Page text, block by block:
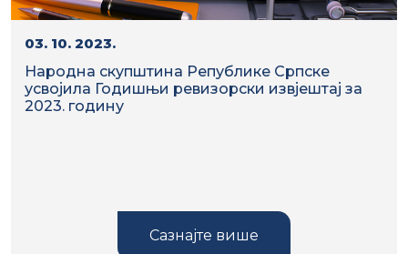
03. 10. 2023.
Народна скупштина Републике Српске
усвојила Годишњи ревизорски извјештај за
2023. годину
Сазнајте више